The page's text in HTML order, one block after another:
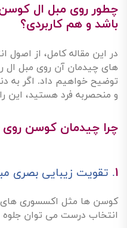
چطور روی مبل ال کوسن
باشد و هم کاربردی؟
در این مقاله کامل، از
های چیدمان آن روی مبل ال
توضیح خواهیم داد. اگر به
و منحصربه فرد هستید، این
چرا چیدمان کوسن روی
۱. تقویت زیبایی بصری
کوسن ها مثل اکسسوری
انتخاب درست می توان جلوه